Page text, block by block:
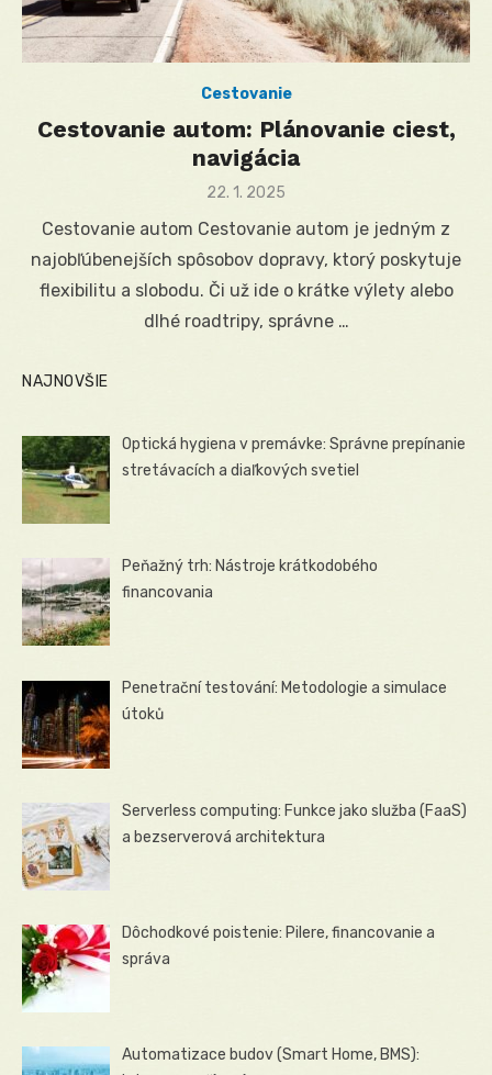
Cestovanie
Cestovanie autom: Plánovanie ciest,
navigácia
Posted
22. 1. 2025
Cestovanie autom Cestovanie autom je jedným z
najobľúbenejších spôsobov dopravy, ktorý poskytuje
flexibilitu a slobodu. Či už ide o krátke výlety alebo
dlhé roadtripy, správne …
NAJNOVŠIE
Optická hygiena v premávke: Správne prepínanie
stretávacích a diaľkových svetiel
Peňažný trh: Nástroje krátkodobého
financovania
Penetrační testování: Metodologie a simulace
útoků
Serverless computing: Funkce jako služba (FaaS)
a bezserverová architektura
Dôchodkové poistenie: Pilere, financovanie a
správa
Automatizace budov (Smart Home, BMS):